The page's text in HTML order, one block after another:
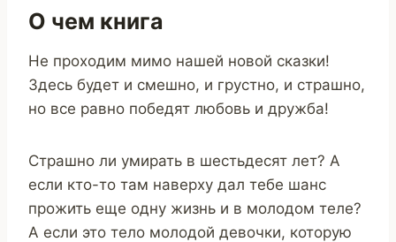
О чем книга
Не проходим мимо нашей новой сказки!
Здесь будет и смешно, и грустно, и страшно,
но все равно победят любовь и дружба!
Страшно ли умирать в шестьдесят лет? А
если кто-то там наверху дал тебе шанс
прожить еще одну жизнь и в молодом теле?
А если это тело молодой девочки, которую